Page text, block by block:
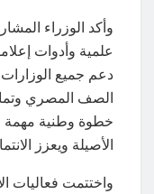
وأكد الوزراء
علمية وأدوات
دعم جميع
الصف المصري
خطوة وطنية مهمة
الأصيلة ويعزز
واختتمت فعاليات